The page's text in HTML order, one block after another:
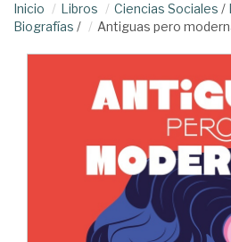
Inicio Libros Ciencias Sociales /
Biografías / Antiguas pero